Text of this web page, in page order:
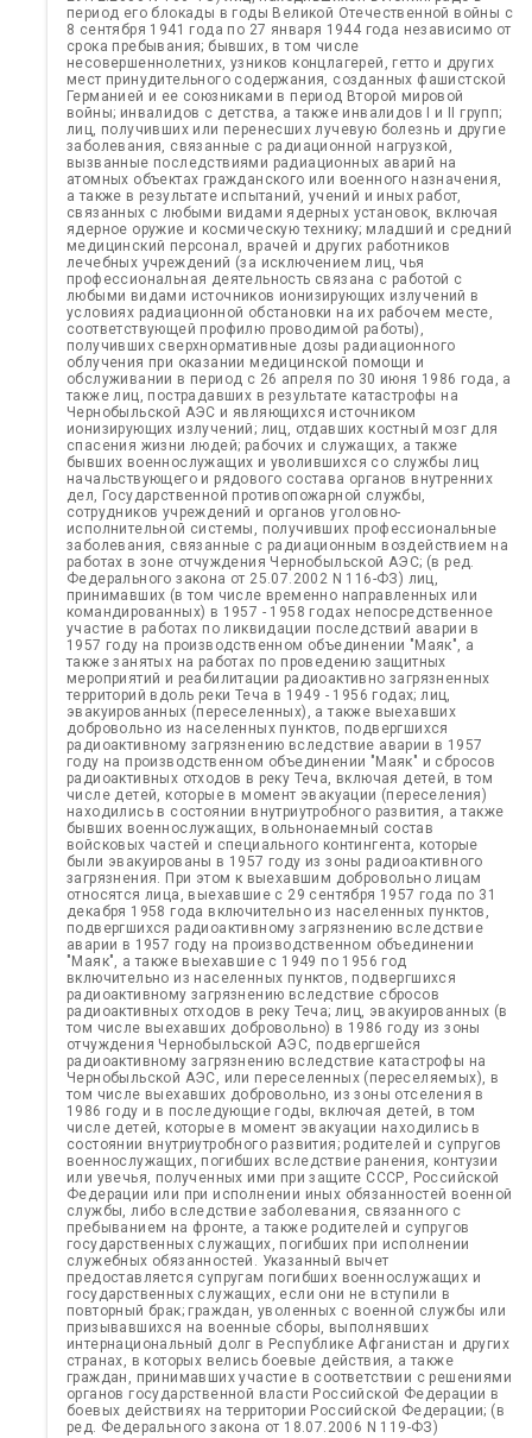
период его блокады в годы Великой Отечественной войны с
8 сентября 1941 года по 27 января 1944 года независимо от
срока пребывания; бывших, в том числе
несовершеннолетних, узников концлагерей, гетто и других
мест принудительного содержания, созданных фашистской
Германией и ее союзниками в период Второй мировой
войны; инвалидов с детства, а также инвалидов I и II групп;
лиц, получивших или перенесших лучевую болезнь и другие
заболевания, связанные с радиационной нагрузкой,
вызванные последствиями радиационных аварий на
атомных объектах гражданского или военного назначения,
а также в результате испытаний, учений и иных работ,
связанных с любыми видами ядерных установок, включая
ядерное оружие и космическую технику; младший и средний
медицинский персонал, врачей и других работников
лечебных учреждений (за исключением лиц, чья
профессиональная деятельность связана с работой с
любыми видами источников ионизирующих излучений в
условиях радиационной обстановки на их рабочем месте,
соответствующей профилю проводимой работы),
получивших сверхнормативные дозы радиационного
облучения при оказании медицинской помощи и
обслуживании в период с 26 апреля по 30 июня 1986 года, а
также лиц, пострадавших в результате катастрофы на
Чернобыльской АЭС и являющихся источником
ионизирующих излучений; лиц, отдавших костный мозг для
спасения жизни людей; рабочих и служащих, а также
бывших военнослужащих и уволившихся со службы лиц
начальствующего и рядового состава органов внутренних
дел, Государственной противопожарной службы,
сотрудников учреждений и органов уголовно-
исполнительной системы, получивших профессиональные
заболевания, связанные с радиационным воздействием на
работах в зоне отчуждения Чернобыльской АЭС; (в ред.
Федерального закона от 25.07.2002 N 116-ФЗ) лиц,
принимавших (в том числе временно направленных или
командированных) в 1957 - 1958 годах непосредственное
участие в работах по ликвидации последствий аварии в
1957 году на производственном объединении "Маяк", а
также занятых на работах по проведению защитных
мероприятий и реабилитации радиоактивно загрязненных
территорий вдоль реки Теча в 1949 - 1956 годах; лиц,
эвакуированных (переселенных), а также выехавших
добровольно из населенных пунктов, подвергшихся
радиоактивному загрязнению вследствие аварии в 1957
году на производственном объединении "Маяк" и сбросов
радиоактивных отходов в реку Теча, включая детей, в том
числе детей, которые в момент эвакуации (переселения)
находились в состоянии внутриутробного развития, а также
бывших военнослужащих, вольнонаемный состав
войсковых частей и специального контингента, которые
были эвакуированы в 1957 году из зоны радиоактивного
загрязнения. При этом к выехавшим добровольно лицам
относятся лица, выехавшие с 29 сентября 1957 года по 31
декабря 1958 года включительно из населенных пунктов,
подвергшихся радиоактивному загрязнению вследствие
аварии в 1957 году на производственном объединении
"Маяк", а также выехавшие с 1949 по 1956 год
включительно из населенных пунктов, подвергшихся
радиоактивному загрязнению вследствие сбросов
радиоактивных отходов в реку Теча; лиц, эвакуированных (в
том числе выехавших добровольно) в 1986 году из зоны
отчуждения Чернобыльской АЭС, подвергшейся
радиоактивному загрязнению вследствие катастрофы на
Чернобыльской АЭС, или переселенных (переселяемых), в
том числе выехавших добровольно, из зоны отселения в
1986 году и в последующие годы, включая детей, в том
числе детей, которые в момент эвакуации находились в
состоянии внутриутробного развития; родителей и супругов
военнослужащих, погибших вследствие ранения, контузии
или увечья, полученных ими при защите СССР, Российской
Федерации или при исполнении иных обязанностей военной
службы, либо вследствие заболевания, связанного с
пребыванием на фронте, а также родителей и супругов
государственных служащих, погибших при исполнении
служебных обязанностей. Указанный вычет
предоставляется супругам погибших военнослужащих и
государственных служащих, если они не вступили в
повторный брак; граждан, уволенных с военной службы или
призывавшихся на военные сборы, выполнявших
интернациональный долг в Республике Афганистан и других
странах, в которых велись боевые действия, а также
граждан, принимавших участие в соответствии с решениями
органов государственной власти Российской Федерации в
боевых действиях на территории Российской Федерации; (в
ред. Федерального закона от 18.07.2006 N 119-ФЗ)